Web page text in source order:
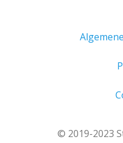
© 2019-2023